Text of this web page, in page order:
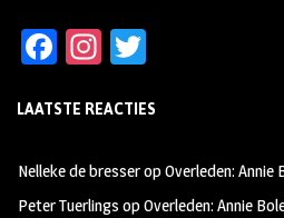
Fa
b
oo
k
In
ag
m
tt
LAATSTE REACTIES
Nelleke de bresseropOverleden: Annie
Peter Tuerlings opOverleden: Annie